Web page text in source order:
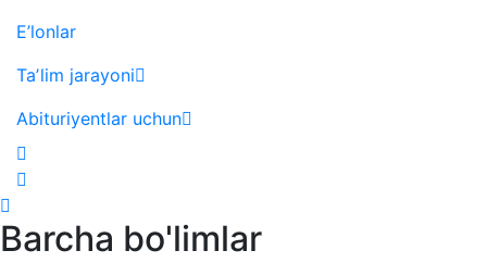
E’lonlar
Taʼlim jarayoni
Abituriyentlar uchun
Barcha bo'limlar